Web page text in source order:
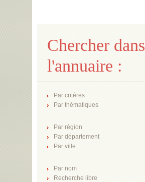
Chercher dans
l'annuaire :
Par critères
Par thématiques
Par région
Par département
Par ville
Par nom
Recherche libre